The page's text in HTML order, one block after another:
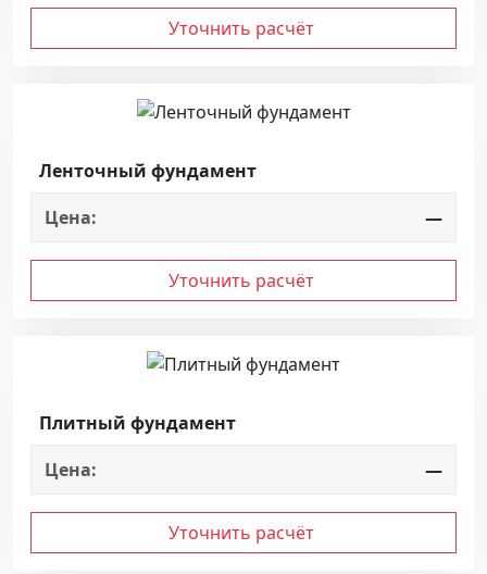
Уточнить расчёт
Ленточный фундамент
Цена:
—
Уточнить расчёт
Плитный фундамент
Цена:
—
Уточнить расчёт